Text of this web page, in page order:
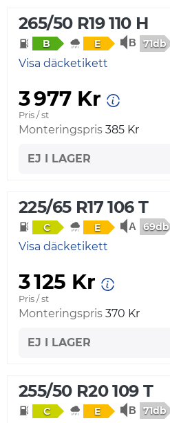
265/50 R19 110 H
B E 71db
Visa däcketikett
3 977 Kr
Pris / st
Monteringspris 385 Kr
EJ I LAGER
225/65 R17 106 T
C E 69db
Visa däcketikett
3 125 Kr
Pris / st
Monteringspris 370 Kr
EJ I LAGER
255/50 R20 109 T
C E 71db